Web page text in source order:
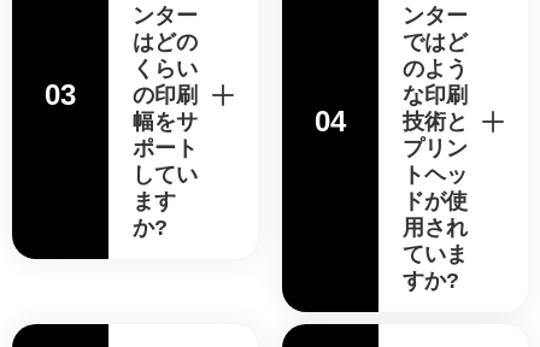
03
ンター
はどの
くらい
の印刷
幅をサ
ポート
してい
ます
か?
04
ンター
ではど
のよう
な印刷
技術と
プリン
トヘッ
ドが使
用され
ていま
すか?